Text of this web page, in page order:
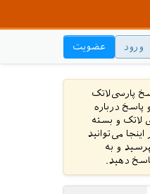
ورود عضویت
پارسی‌لاتک
درباره
و بسته
می‌توانید
و به
دهید.